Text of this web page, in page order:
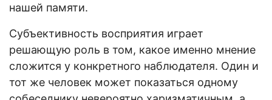
нашей памяти.
Субъективность восприятия играет
решающую роль в том, какое именно мнение
сложится у конкретного наблюдателя. Один и
тот же человек может показаться одному